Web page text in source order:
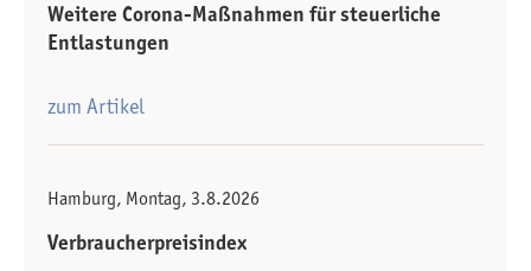
Weitere Corona-Maßnahmen für steuerliche
Entlastungen
zum Artikel
Hamburg, Montag, 3.8.2026
Verbraucherpreisindex